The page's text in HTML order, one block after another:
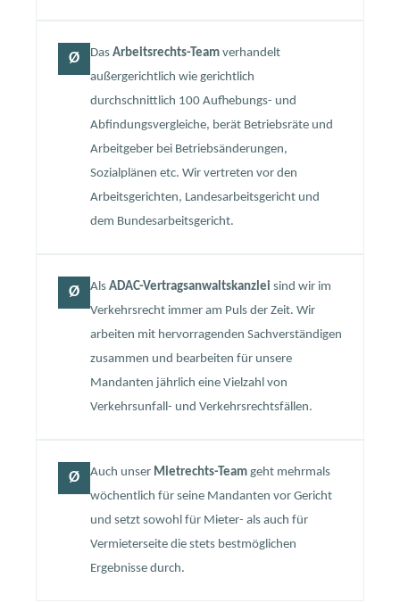
Ø Das Arbeitsrechts-Team verhandelt
außergerichtlich wie gerichtlich
durchschnittlich 100 Aufhebungs- und
Abfindungsvergleiche, berät Betriebsräte und
Arbeitgeber bei Betriebsänderungen,
Sozialplänen etc. Wir vertreten vor den
Arbeitsgerichten, Landesarbeitsgericht und
dem Bundesarbeitsgericht.
Ø Als ADAC-Vertragsanwaltskanzlei sind wir im
Verkehrsrecht immer am Puls der Zeit. Wir
arbeiten mit hervorragenden Sachverständigen
zusammen und bearbeiten für unsere
Mandanten jährlich eine Vielzahl von
Verkehrsunfall- und Verkehrsrechtsfällen.
Ø Auch unser Mietrechts-Team geht mehrmals
wöchentlich für seine Mandanten vor Gericht
und setzt sowohl für Mieter- als auch für
Vermieterseite die stets bestmöglichen
Ergebnisse durch.